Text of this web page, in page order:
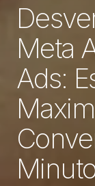
Meta
Ads: